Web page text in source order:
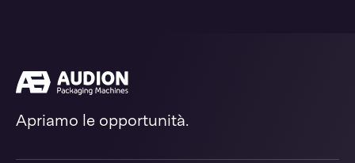
Apriamo le opportunità.